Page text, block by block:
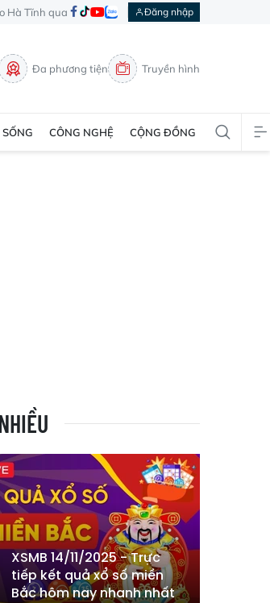
Hà Tĩnh qua Đăng nhập
Đa phương tiện Truyền hình
CÔNG NGHỆ CỘNG ĐỒNG
XSMB 14/11/2025 - Trực
tiếp kết quả xổ số miền
Bắc hôm nay nhanh nhất